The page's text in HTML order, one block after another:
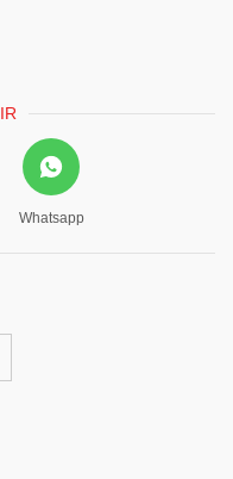
Whatsapp